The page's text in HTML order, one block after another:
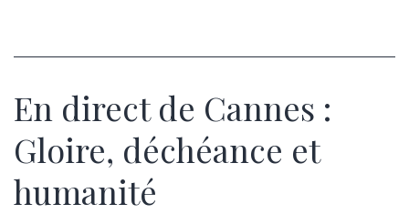
En direct de Cannes :
Gloire, déchéance et
humanité